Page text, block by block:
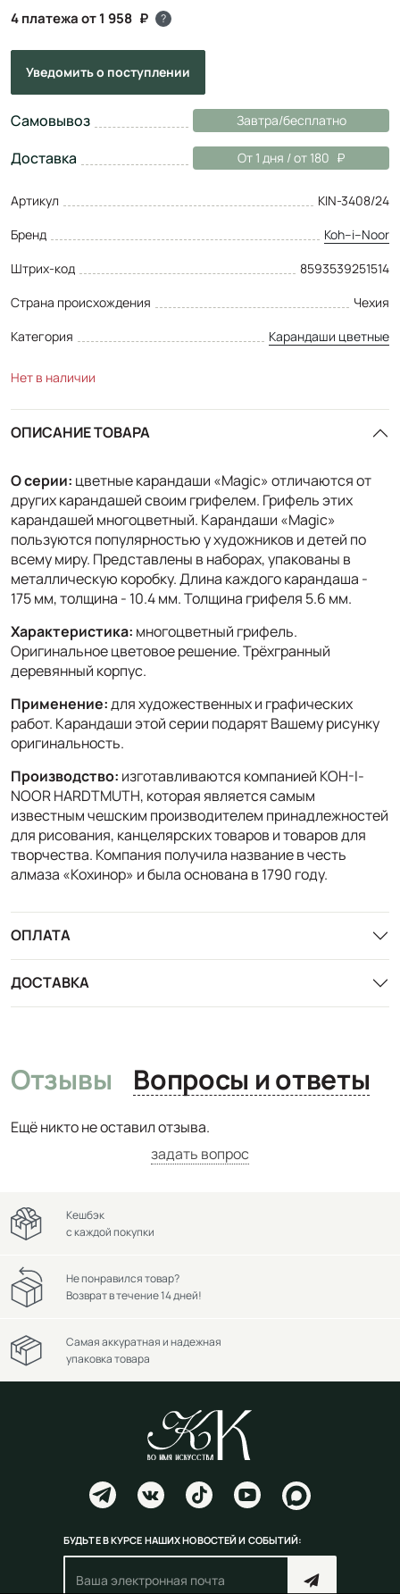
4 платежа от 1 958 ?
Уведомитьо поступлении
Самовывоз Завтра/бесплатно
Доставка От 1 дня / от 180
Артикул
KIN-3408/24
Бренд
Koh–i–Noor
Штрих-код
8593539251514
Страна происхождения
Чехия
Категория
Карандаши цветные
Нет в наличии
ОПИСАНИЕ ТОВАРА
О серии: цветные карандаши «Magic» отличаются от
других карандашей своим грифелем. Грифель этих
карандашей многоцветный. Карандаши «Magic»
пользуются популярностью у художников и детей по
всему миру. Представлены в наборах, упакованы в
металлическую коробку. Длина каждого карандаша -
175 мм, толщина - 10.4 мм. Толщина грифеля 5.6 мм.
Характеристика: многоцветный грифель.
Оригинальное цветовое решение. Трёхгранный
деревянный корпус.
Применение:для художественных и графических
работ. Карандаши этой серии подарят Вашему рисунку
оригинальность.
Производство: изготавливаются компанией KOH-I-
NOOR HARDTMUTH, которая является самым
известным чешским производителем принадлежностей
для рисования, канцелярских товаров и товаров для
творчества. Компания получила название в честь
алмаза «Кохинор» и была основана в 1790 году.
ОПЛАТА
ДОСТАВКА
Отзывы Вопросы и ответы
Ещё никто не оставил отзыва.
задать вопрос
Кешбэк
с каждой покупки
Не понравился товар?
Возврат в течение 14 дней!
Самая аккуратная и надежная
упаковка товара
БУДЬТЕ В КУРСЕ НАШИХ НОВОСТЕЙ И СОБЫТИЙ: